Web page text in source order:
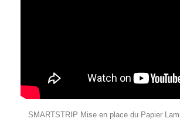
SMARTSTRIP Mise en place du Papier